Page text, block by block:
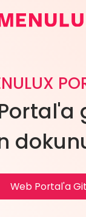
Web Portal'a Git